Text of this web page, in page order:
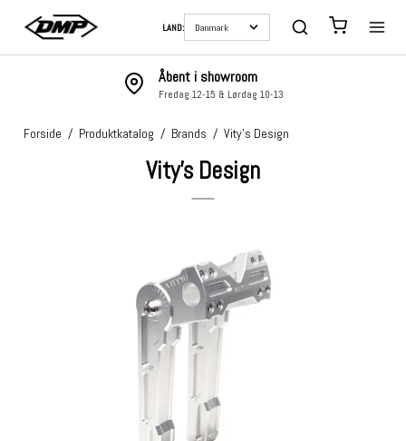
LAND:
Åbent i showroom
Fredag 12-15 & Lørdag 10-13
Forside / Produktkatalog / Brands / Vity's Design
Vity's Design